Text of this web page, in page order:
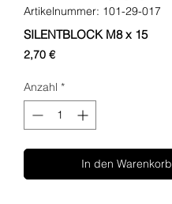
Artikelnummer: 101-29-017
SILENTBLOCK M8 x 15
2,70 €Preis
Anzahl *
In den Warenkorb